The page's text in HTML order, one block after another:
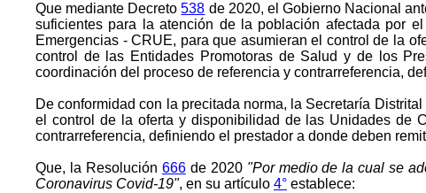
Que mediante Decreto538 de 2020, el Gobierno Nacional
suficientes para la atención de la población afectada por
Emergencias - CRUE, para que asumieran el control de la
control de las Entidades Promotoras de Salud y de los
coordinación del proceso de referencia y contrarreferencia,
De conformidad con la precitada norma, la Secretaría
el control de la oferta y disponibilidad de las Unidades de
contrarreferencia, definiendo el prestador a donde deben
Que, la Resolución 666de 2020 "Por medio de la cual se
Coronavirus Covid-19", en su artículo 4° establece: